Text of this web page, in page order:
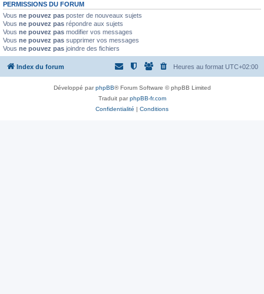
PERMISSIONS DU FORUM
Vous ne pouvez pas poster de nouveaux sujets
Vous ne pouvez pas répondre aux sujets
Vous ne pouvez pas modifier vos messages
Vous ne pouvez pas supprimer vos messages
Vous ne pouvez pas joindre des fichiers
Index du forum Heures au format UTC+02:00
Développé parphpBB® Forum Software © phpBB Limited
Traduit parphpBB-fr.com
Confidentialité | Conditions